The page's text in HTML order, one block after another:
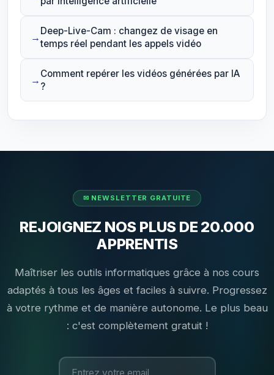
Deep-Live-Cam : changez de visage en
temps réel pendant les appels vidéo
Comment repérer les vidéos générées par IA
?
REJOIGNEZ NOS PLUS DE 20.000
APPRENTIS
Maîtriser les outils informatiques grâce à nos cours
adaptés à tous les âges et faciles à suivre. Progressez
à votre rythme et de manière autonome. Le plus beau
: c'est complètement gratuit !